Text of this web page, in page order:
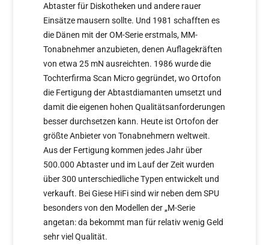
Abtaster für Diskotheken und andere rauer
Einsätze mausern sollte. Und 1981 schafften es
die Dänen mit der OM-Serie erstmals, MM-
Tonabnehmer anzubieten, denen Auflagekräften
von etwa 25 mN ausreichten. 1986 wurde die
Tochterfirma Scan Micro gegründet, wo Ortofon
die Fertigung der Abtastdiamanten umsetzt und
damit die eigenen hohen Qualitätsanforderungen
besser durchsetzen kann. Heute ist Ortofon der
größte Anbieter von Tonabnehmern weltweit.
Aus der Fertigung kommen jedes Jahr über
500.000 Abtaster und im Lauf der Zeit wurden
über 300 unterschiedliche Typen entwickelt und
verkauft. Bei Giese HiFi sind wir neben dem SPU
besonders von den Modellen der „M-Serie
angetan: da bekommt man für relativ wenig Geld
sehr viel Qualität.